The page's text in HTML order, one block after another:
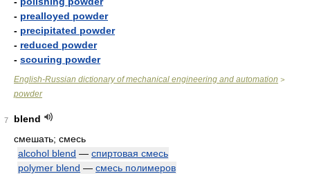
- prealloyed powder
- precipitated powder
- reduced powder
- scouring powder
English-Russian dictionary of mechanical engineering and automation >
powder
7
blend
смешать; смесь
alcohol blend — спиртовая смесь
polymer blend — смесь полимеров